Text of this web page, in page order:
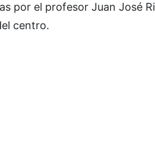
por el profesor Juan José
centro.